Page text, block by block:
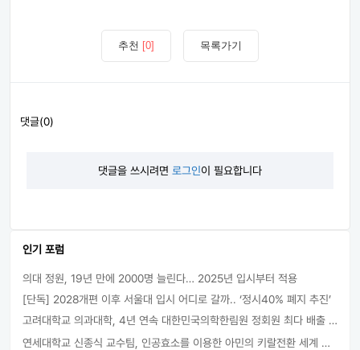
추천 [0] 목록가기
댓글(0)
댓글을 쓰시려면 로그인이 필요합니다
인기 포럼
의대 정원, 19년 만에 2000명 늘린다… 2025년 입시부터 적용
[단독] 2028개편 이후 서울대 입시 어디로 갈까.. ‘정시40% 폐지 추진’
고려대학교 의과대학, 4년 연속 대한민국의학한림원 정회원 최다 배출 外
연세대학교 신종식 교수팀, 인공효소를 이용한 아민의 키랄전환 세계 최초로 성공